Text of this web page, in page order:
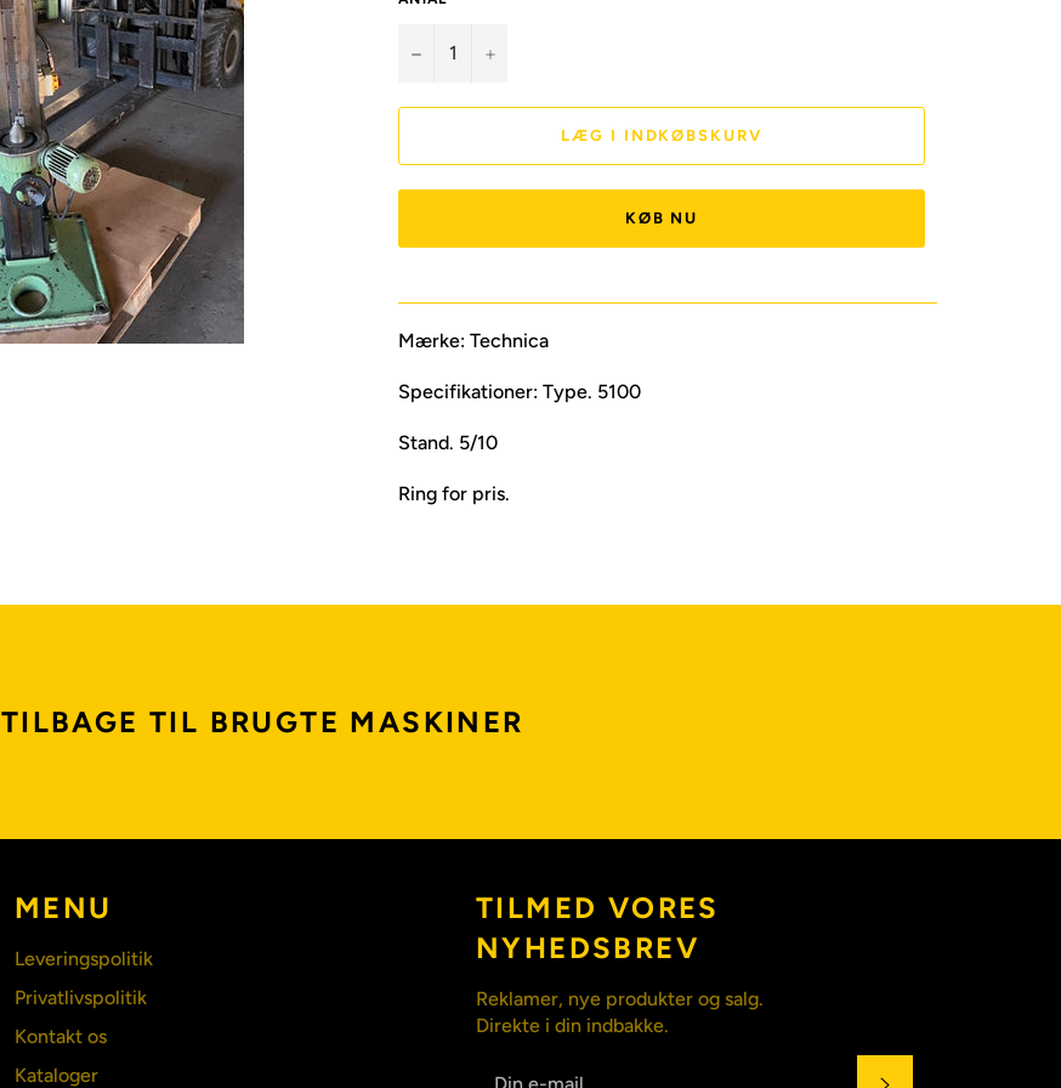
− +
LÆG I INDKØBSKURV
KØB NU
Mærke: Technica
Specifikationer: Type. 5100
Stand. 5/10
Ring for pris.
TILBAGE TIL BRUGTE MASKINER
MENU
Leveringspolitik
Privatlivspolitik
Kontakt os
Kataloger
TILMED VORES
NYHEDSBREV
Reklamer, nye produkter og salg.
Direkte i din indbakke.